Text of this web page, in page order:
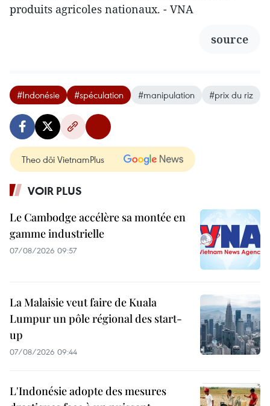
produits agricoles nationaux. - VNA
source
#Indonésie #spéculation #manipulation #prix du riz
Theo dõi VietnamPlus
VOIR PLUS
Le Cambodge accélère sa montée en
gamme industrielle
07/08/2026 09:57
La Malaisie veut faire de Kuala
Lumpur un pôle régional des start-
up
07/08/2026 09:44
L'Indonésie adopte des mesures